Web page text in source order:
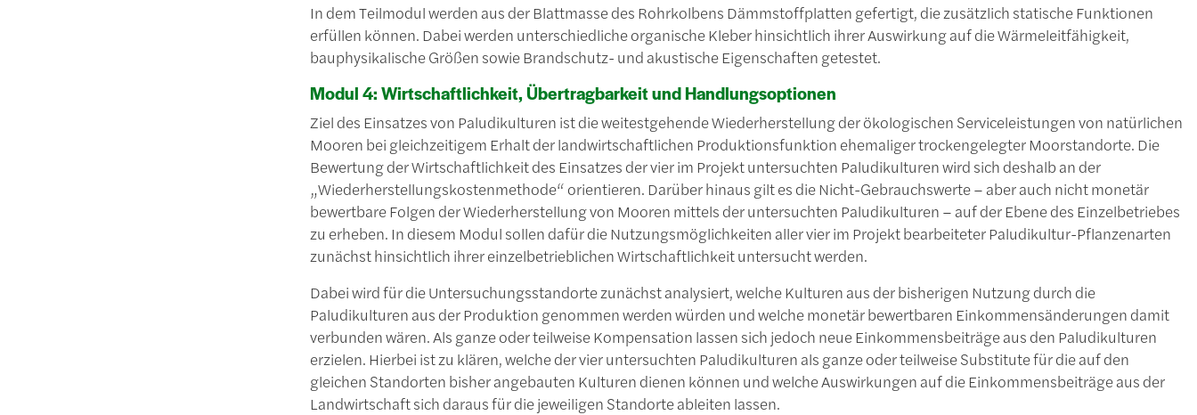
In dem Teilmodul werden aus der Blattmasse des Rohrkolbens Dämmstoffplatten gefertigt, die zusätzlich statische Funktionen
erfüllen können. Dabei werden unterschiedliche organische Kleber hinsichtlich ihrer Auswirkung auf die Wärmeleitfähigkeit,
bauphysikalische Größen sowie Brandschutz- und akustische Eigenschaften getestet.
Modul 4: Wirtschaftlichkeit, Übertragbarkeit und Handlungsoptionen
Ziel des Einsatzes von Paludikulturen ist die weitestgehende Wiederherstellung der ökologischen Serviceleistungen von natürlichen
Mooren bei gleichzeitigem Erhalt der landwirtschaftlichen Produktionsfunktion ehemaliger trockengelegter Moorstandorte. Die
Bewertung der Wirtschaftlichkeit des Einsatzes der vier im Projekt untersuchten Paludikulturen wird sich deshalb an der
„Wiederherstellungskostenmethode“ orientieren. Darüber hinaus gilt es die Nicht-Gebrauchswerte – aber auch nicht monetär
bewertbare Folgen der Wiederherstellung von Mooren mittels der untersuchten Paludikulturen – auf der Ebene des Einzelbetriebes
zu erheben. In diesem Modul sollen dafür die Nutzungsmöglichkeiten aller vier im Projekt bearbeiteter Paludikultur-Pflanzenarten
zunächst hinsichtlich ihrer einzelbetrieblichen Wirtschaftlichkeit untersucht werden.
Dabei wird für die Untersuchungsstandorte zunächst analysiert, welche Kulturen aus der bisherigen Nutzung durch die
Paludikulturen aus der Produktion genommen werden würden und welche monetär bewertbaren Einkommensänderungen damit
verbunden wären. Als ganze oder teilweise Kompensation lassen sich jedoch neue Einkommensbeiträge aus den Paludikulturen
erzielen. Hierbei ist zu klären, welche der vier untersuchten Paludikulturen als ganze oder teilweise Substitute für die auf den
gleichen Standorten bisher angebauten Kulturen dienen können und welche Auswirkungen auf die Einkommensbeiträge aus der
Landwirtschaft sich daraus für die jeweiligen Standorte ableiten lassen.